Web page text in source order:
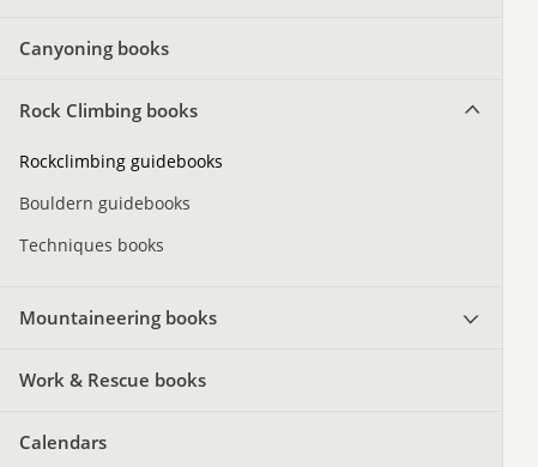
Canyoning books
Rock Climbing books
Rockclimbing guidebooks
Bouldern guidebooks
Techniques books
Mountaineering books
Work & Rescue books
Calendars